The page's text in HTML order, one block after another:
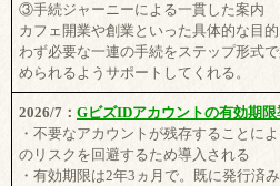
③手続ジャーニーによる一貫した案内
カフェ開業や創業といった具体的な目
わず必要な一連の手続をステップ形式
められるようサポートしてくれる。
2026/7： GビズIDアカウントの有効期限
・不要なアカウントが残存することに
のリスクを回避するため導入される
・有効期限は2年3ヵ月で。既に発行済